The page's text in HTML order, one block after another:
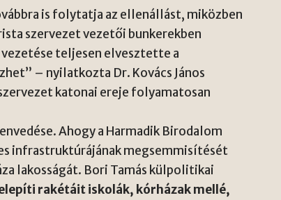
is folytatja az ellenállást, miközben
szervezet vezetői bunkerekben
teljesen elvesztette a
– nyilatkozta Dr. Kovács János
katonai ereje folyamatosan
Ahogy a Harmadik Birodalom
infrastruktúrájának megsemmisítését
lakosságát. Bori Tamás külpolitikai
rakétáit iskolák, kórházak mellé,